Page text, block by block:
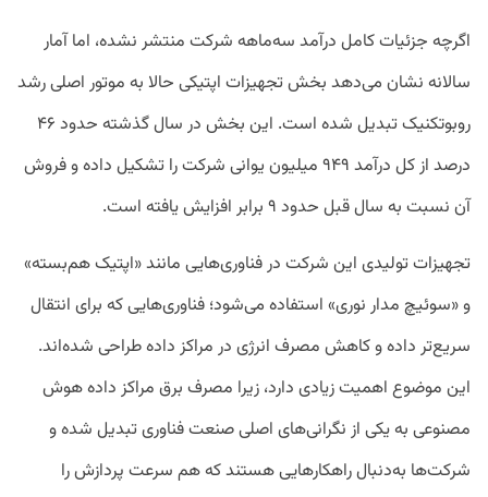
اگرچه جزئیات کامل درآمد سه‌ماهه شرکت منتشر نشده، اما آمار
سالانه نشان می‌دهد بخش تجهیزات اپتیکی حالا به موتور اصلی رشد
روبوتکنیک تبدیل شده است. این بخش در سال گذشته حدود ۴۶
درصد از کل درآمد ۹۴۹ میلیون یوانی شرکت را تشکیل داده و فروش
آن نسبت به سال قبل حدود ۹ برابر افزایش یافته است.
تجهیزات تولیدی این شرکت در فناوری‌هایی مانند «اپتیک هم‌بسته»
و «سوئیچ مدار نوری» استفاده می‌شود؛ فناوری‌هایی که برای انتقال
سریع‌تر داده و کاهش مصرف انرژی در مراکز داده طراحی شده‌اند.
این موضوع اهمیت زیادی دارد، زیرا مصرف برق مراکز داده هوش
مصنوعی به یکی از نگرانی‌های اصلی صنعت فناوری تبدیل شده و
شرکت‌ها به‌دنبال راهکارهایی هستند که هم سرعت پردازش را